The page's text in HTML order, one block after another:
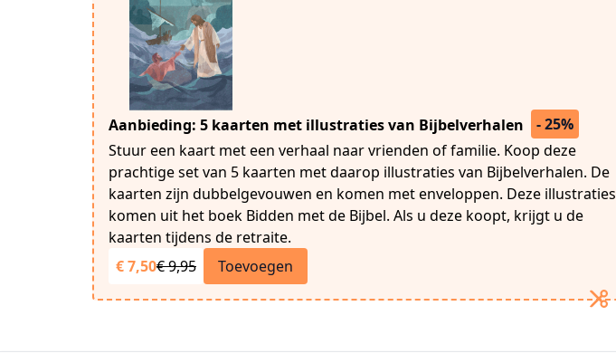
Aanbieding: 5 kaarten met illustraties van Bijbelverhalen
- 25%
Stuur een kaart met een verhaal naar vrienden of familie. Koop deze
prachtige set van 5 kaarten met daarop illustraties van Bijbelverhalen. De
kaarten zijn dubbelgevouwen en komen met enveloppen. Deze illustraties
komen uit het boek Bidden met de Bijbel. Als u deze koopt, krijgt u de
kaarten tijdens de retraite.
€ 7,50€ 9,95 Toevoegen